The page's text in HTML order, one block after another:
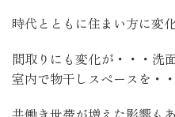
時代とともに住まい方に変
間取りにも変化が・・・洗
室内で物干しスペースを・